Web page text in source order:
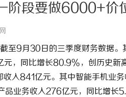
阶段要做6000+价
至9月30日的三季度财务数据
元，同比增长80.9%，创历史新
入841亿元。其中智能手机业
品业务收入276亿元，同比增